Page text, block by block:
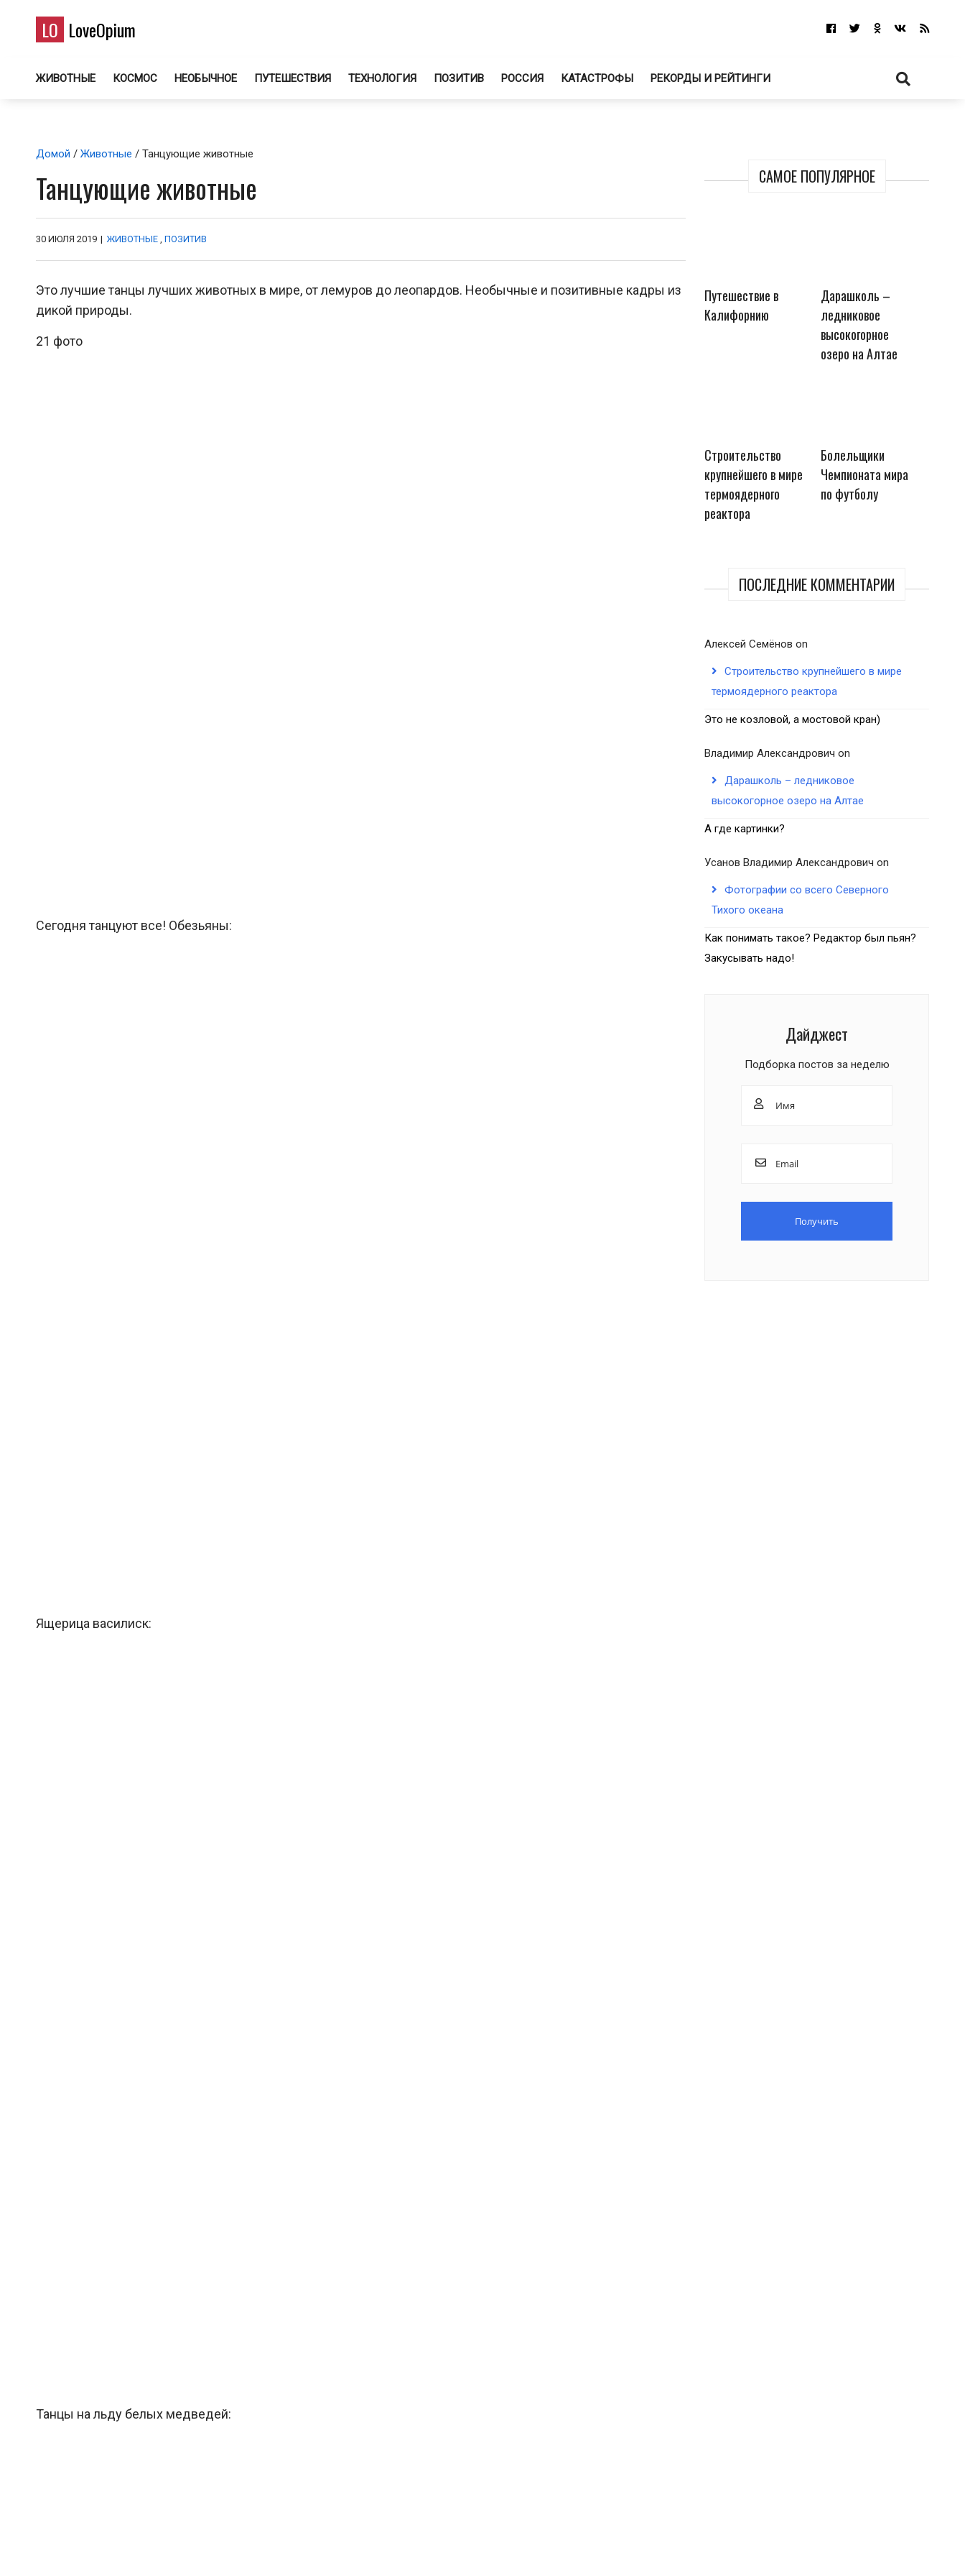
LO LoveOpium
ЖИВОТНЫЕ КОСМОС НЕОБЫЧНОЕ ПУТЕШЕСТВИЯ ТЕХНОЛОГИЯ ПОЗИТИВ РОССИЯ КАТАСТРОФЫ РЕКОРДЫ И РЕЙТИНГИ
САМОЕ ПОПУЛЯРНОЕ
Путешествие в
Калифорнию
Дарашколь –
ледниковое
высокогорное
озеро на Алтае
Строительство
крупнейшего в мире
термоядерного
реактора
Болельщики
Чемпионата мира
по футболу
ПОСЛЕДНИЕ КОММЕНТАРИИ
Алексей Семёнов on
Строительство крупнейшего в мире
термоядерного реактора
Это не козловой, а мостовой кран)
Владимир Александрович on
Дарашколь – ледниковое
высокогорное озеро на Алтае
А где картинки?
Усанов Владимир Александрович on
Фотографии со всего Северного
Тихого океана
Как понимать такое? Редактор был пьян?
Закусывать надо!
Дайджест
Подборка постов за неделю
Домой / Животные / Танцующие животные
Танцующие животные
30 ИЮЛЯ 2019 | ЖИВОТНЫЕ , ПОЗИТИВ
Это лучшие танцы лучших животных в мире, от лемуров до леопардов. Необычные и позитивные кадры из
дикой природы.
21 фото
Сегодня танцуют все! Обезьяны:
Ящерица василиск:
Танцы на льду белых медведей: